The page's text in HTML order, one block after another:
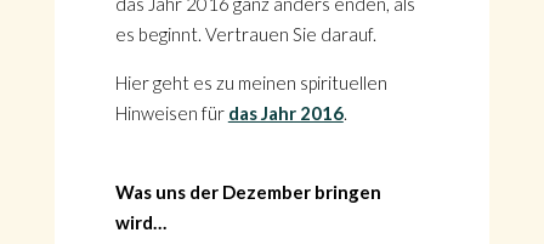
es beginnt. Vertrauen Sie darauf.
Hier geht es zu meinen spirituellen
Hinweisen für das Jahr 2016.
Was uns der Dezember bringen
wird…